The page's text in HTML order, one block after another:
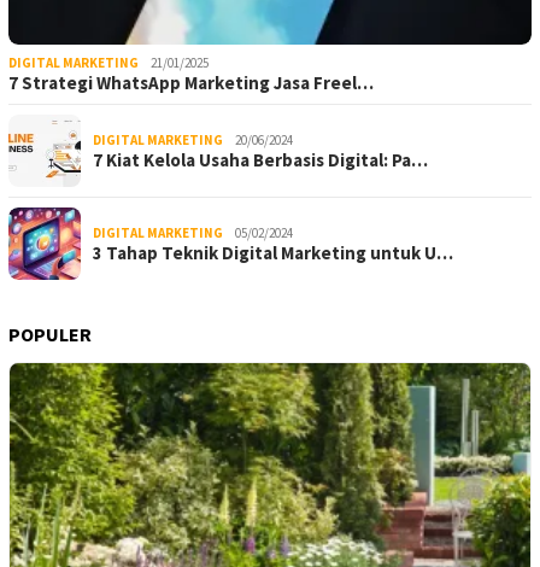
DIGITAL MARKETING 21/01/2025
7 Strategi WhatsApp Marketing Jasa Freel…
DIGITAL MARKETING 20/06/2024
7 Kiat Kelola Usaha Berbasis Digital: Pa…
DIGITAL MARKETING 05/02/2024
3 Tahap Teknik Digital Marketing untuk U…
POPULER